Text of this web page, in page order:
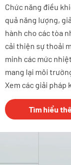
Chức năng điều
quả năng lượng,
hành cho các tòa
cải thiện sự thoải
minh các mức
mang lại môi
Xem các giải pháp
Tìm hiểu